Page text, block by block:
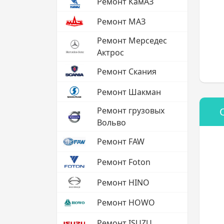
Ремонт МАЗ
Ремонт Мерседес
Актрос
Ремонт Скания
Ремонт Шакман
Ремонт грузовых
Вольво
Ремонт FAW
Ремонт Foton
Ремонт HINO
Ремонт HOWO